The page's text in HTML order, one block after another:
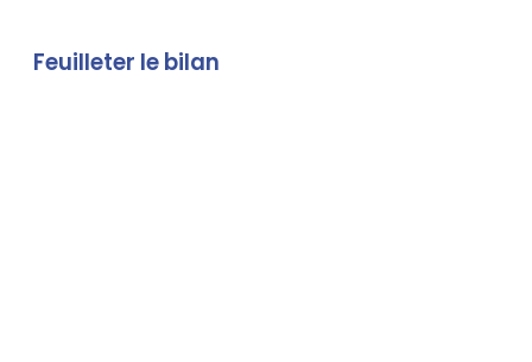
Contenu
Feuilleter le bilan